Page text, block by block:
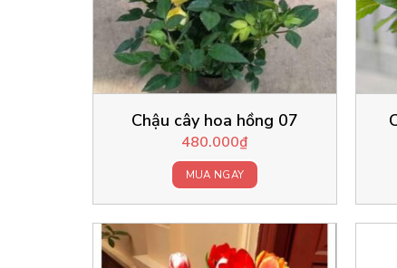
Chậu cây hoa hồng 07
480.000₫
MUA NGAY